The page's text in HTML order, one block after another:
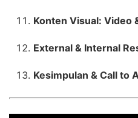
Konten Visual: Video
External & Internal
Kesimpulan & Call to